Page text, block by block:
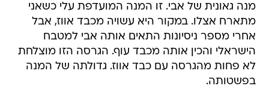
מנה גאונית של אבי. זו המנה המועדפת עלי כשאני
מתארח אצלו. במקור היא עשויה מכבד אווז, אבל
אחרי מספר ניסיונות התאים אותה אבי למטבח
הישראלי והכין אותה מכבד עוף. הגרסה הזו מוצלחת
לא פחות מהגרסה עם כבד אווז. גדולתה של המנה
בפשטותה.